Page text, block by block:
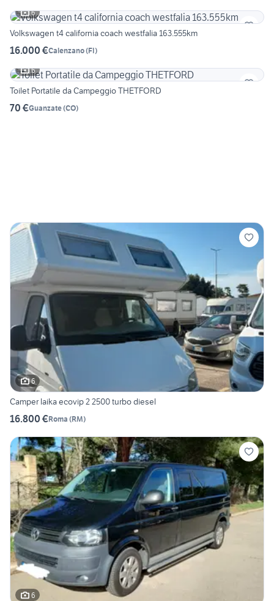
6
Volkswagen t4 california coach westfalia 163.555km
16.000 €Calenzano(FI)
6
Toilet Portatile da Campeggio THETFORD
70 €Guanzate(CO)
6
Camper laika ecovip 2 2500 turbo diesel
16.800 €Roma (RM)
6